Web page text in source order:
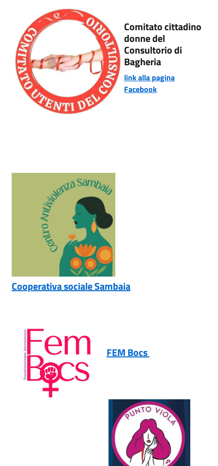
Comitato cittadino
donne del
Consultorio di
Bagheria
link alla pagina
Facebook
Cooperativa sociale Sambaia
FEM Bocs